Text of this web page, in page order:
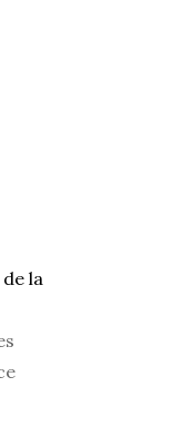
la